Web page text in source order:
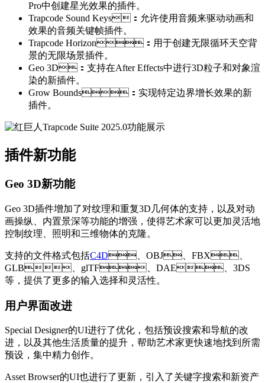
Pro中创建星光效果的插件。
Trapcode Sound Keys：允许使用音频来驱动动画和
效果的音频关键帧插件。
Trapcode Horizon：用于创建无限循环天空背
景的无限场景插件。
Geo 3D：支持在After Effects中进行3D粒子和对象渲
染的新插件。
Grow Bounds：实现特定边界增长效果的新
插件。
插件新功能
Geo 3D新功能
Geo 3D插件增加了对纹理和重复3D几何体的支持，以及对动
画操纵、内置景深等功能的增强，使得艺术家可以更加灵活地
控制纹理、照明和三维物体的克隆。
支持的文件格式包括C4D、OBJ、FBX、
GLB、glTF、DAE、3DS
等，提供了更多的输入选择和灵活性。
用户界面改进
Special Designer的UI进行了优化，包括预设搜索和导航的改
进，以及其他生活质量的提升，帮助艺术家更快速地找到所需
预设，集中精力创作。
Asset Browser的UI也进行了更新，引入了关键字搜索和新资产